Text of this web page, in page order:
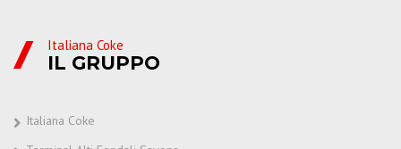
Italiana Coke
IL GRUPPO
Italiana Coke